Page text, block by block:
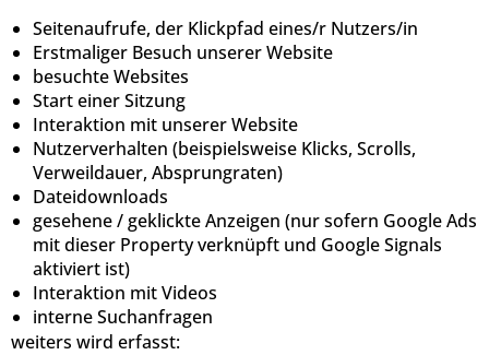
Seitenaufrufe, der Klickpfad eines/r Nutzers/in
Erstmaliger Besuch unserer Website
besuchte Websites
Start einer Sitzung
Interaktion mit unserer Website
Nutzerverhalten (beispielsweise Klicks, Scrolls,
Verweildauer, Absprungraten)
Dateidownloads
gesehene / geklickte Anzeigen (nur sofern Google Ads
mit dieser Property verknüpft und Google Signals
aktiviert ist)
Interaktion mit Videos
interne Suchanfragen
weiters wird erfasst: